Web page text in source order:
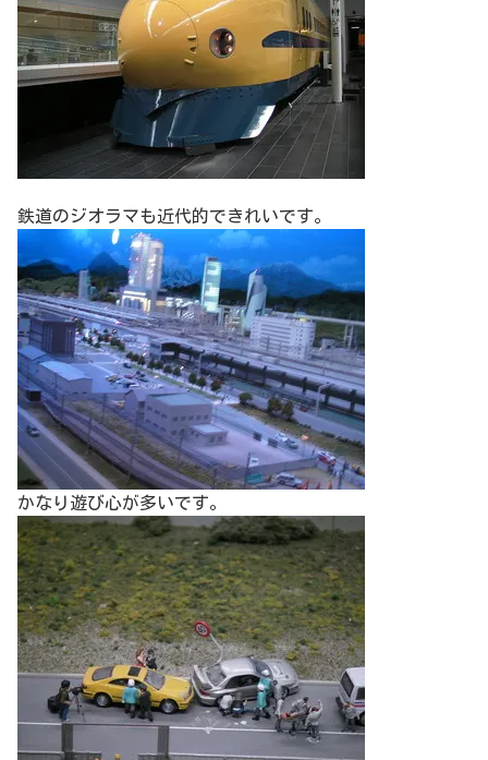
鉄道のジオラマも近代的できれいです。
かなり遊び心が多いです。